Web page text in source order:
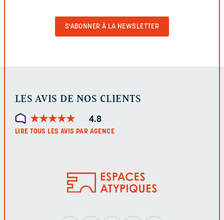
LES AVIS DE NOS CLIENTS
★★★★★
★★★★★ 4.8
LIRE TOUS LES AVIS PAR AGENCE